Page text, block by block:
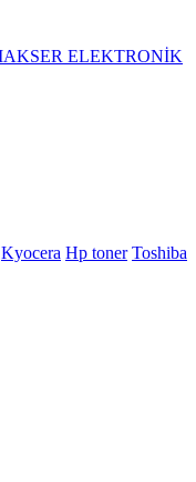
Kyocera Hp toner Toshiba